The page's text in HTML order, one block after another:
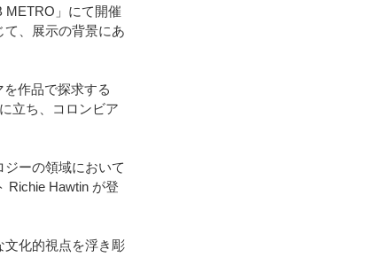
METRO」にて開催
、展示の背景にあ
作品で探求する
立ち、コロンビア
ーの領域において
Richie Hawtin が登
文化的視点を浮き彫